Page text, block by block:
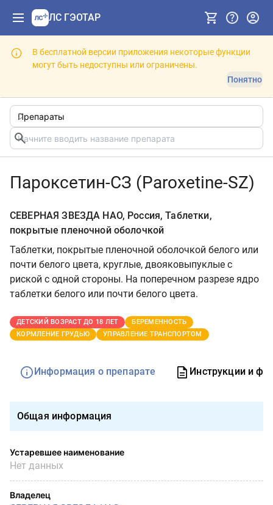
ЛС ГЭОТАР
В бесплатной версии приложения некоторые функции
могут быть недоступны или ограничены.
Понятно
Пароксетин-СЗ (Paroxetine-SZ)
СЕВЕРНАЯ ЗВЕЗДА НАО, Россия, Таблетки,
покрытые пленочной оболочкой
Таблетки, покрытые пленочной оболочкой белого или
почти белого цвета, круглые, двояковыпуклые с
риской с одной стороны. На поперечном разрезе ядро
таблетки белого или почти белого цвета.
ДЕТСКИЙ ВОЗРАСТ ДО 18 ЛЕТ
БЕРЕМЕННОСТЬ
КОРМЛЕНИЕ ГРУДЬЮ
УПРАВЛЕНИЕ ТРАНСПОРТОМ
Информация о препарате Инструкции и
Общая информация
Устаревшее наименование
Нет данных
Владелец